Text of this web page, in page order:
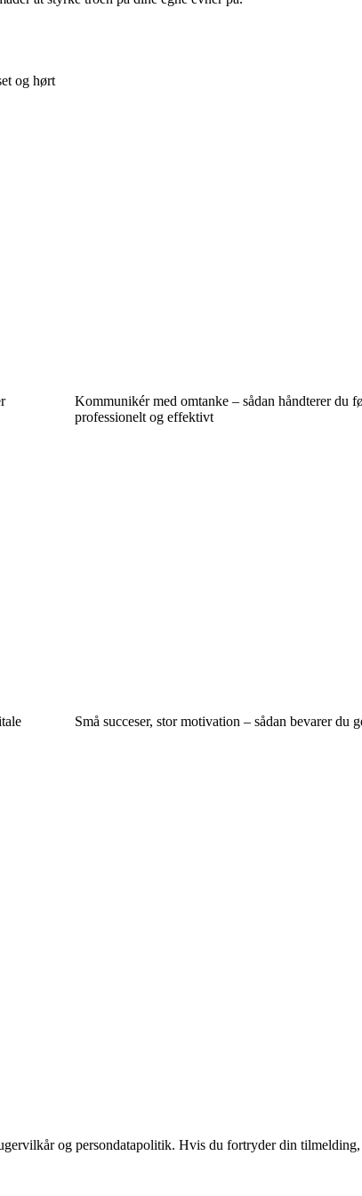
og hørt
Kommunikér med omtanke – sådan håndterer du
professionelt og effektivt
Små succeser, stor motivation – sådan bevarer du
og persondatapolitik. Hvis du fortryder din